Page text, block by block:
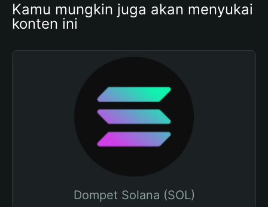
Kamu mungkin juga akan menyukai
konten ini
Dompet Solana (SOL)